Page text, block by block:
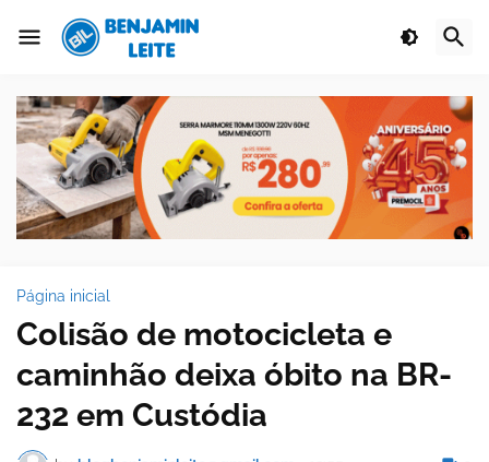
Página inicial
Colisão de motocicleta e
caminhão deixa óbito na BR-
232 em Custódia